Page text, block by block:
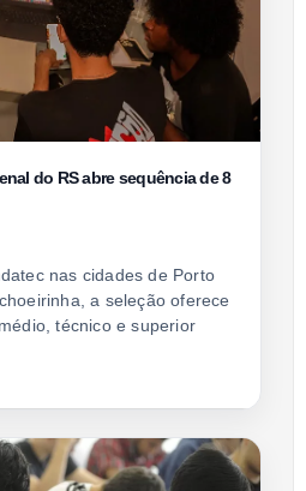
do RS abre sequência de 8
nas cidades de Porto
a seleção oferece
técnico e superior